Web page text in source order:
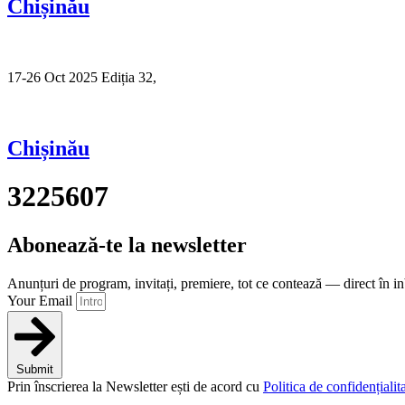
Chișinău
17-26 Oct 2025 Ediția 32,
Chișinău
3225607
Abonează-te la newsletter
Anunțuri de program, invitați, premiere, tot ce contează — direct în
Your Email
Submit
Prin înscrierea la Newsletter ești de acord cu Politica de